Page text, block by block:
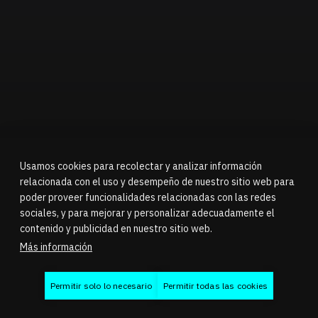
Usamos cookies para recolectar y analizar información
relacionada con el uso y desempeño de nuestro sitio web para
poder proveer funcionalidades relacionadas con las redes
sociales, y para mejorar y personalizar adecuadamente el
contenido y publicidad en nuestro sitio web.
Más información
Permitir solo lo necesario Permitir todas las cookies